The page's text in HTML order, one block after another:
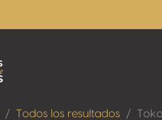
Todos los resultados